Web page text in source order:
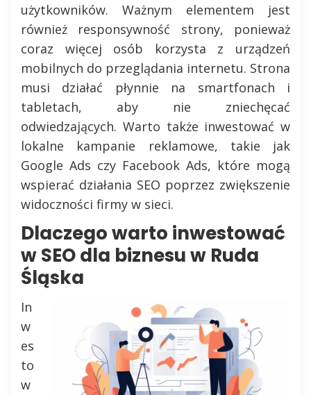
użytkowników. Ważnym elementem jest
również responsywność strony, ponieważ
coraz więcej osób korzysta z urządzeń
mobilnych do przeglądania internetu. Strona
musi działać płynnie na smartfonach i
tabletach, aby nie zniechęcać
odwiedzających. Warto także inwestować w
lokalne kampanie reklamowe, takie jak
Google Ads czy Facebook Ads, które mogą
wspierać działania SEO poprzez zwiększenie
widoczności firmy w sieci.
Dlaczego warto inwestować
w SEO dla biznesu w Ruda
Śląska
In
w
es
to
w